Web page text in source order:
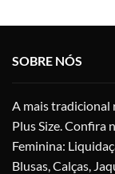
SOBRE NÓS
A mais tradicional
Plus Size. Confira
Feminina:
Blusas, Calças,